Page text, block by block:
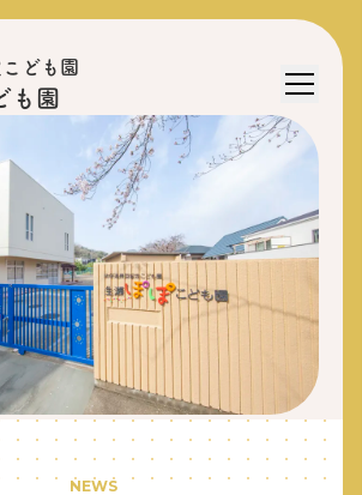
ども園
も園
NEWS